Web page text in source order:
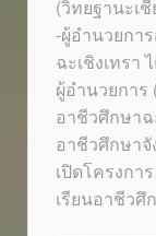
(วิทยฐานะเ
-ผู้อำนวยกา
ฉะเชิงเทรา
ผู้อำนวยการ
อาชีวศึกษาฉ
อาชีวศึกษาจั
เปิดโครงก
เรียนอาชีวศึ